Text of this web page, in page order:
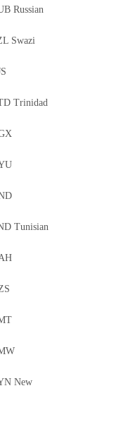
Russian
Swazi
Trinidad
Tunisian
New